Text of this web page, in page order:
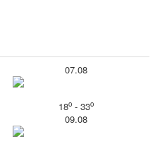
07.08
18o- 33o
09.08